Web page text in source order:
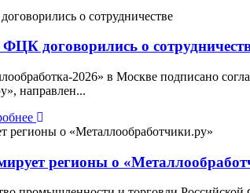
договорились о
2026» в Москве подписано
направлен...
регионы о